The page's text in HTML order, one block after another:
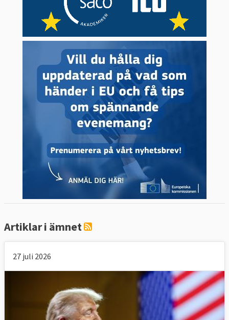
att lösa investeringstvister kopplade till
handel mellan länder.
5. Vad vill andra EU-länder?
De stödjer frihandel i olika grad.
Hittills har alla medlemsländer godkänt
EU:s olika frihandelsavtal.
Det finns dock fall där enskilda EU-länder
har velat driva en mer protektionistisk linje
för att skydda sina egna industrier från
konkurrens.Frankrike, Irland och Polenhar
till exempel varit motsträviga vid
tullunionen Mercosur eftersom de befarar
att det kommer slå mot deras nationella
jordbrukssektorer.
6. Vad vill Europaparlamentet?
I EU-parlamentet finns något större
Artiklar i ämnet
27 juli 2026